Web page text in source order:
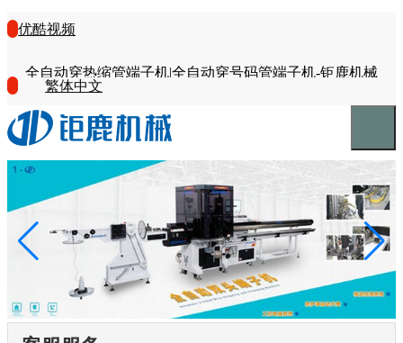
优酷视频
全自动穿热缩管端子机|全自动穿号码管端子机-钜鹿机械
繁体中文